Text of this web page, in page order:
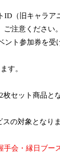
ID （旧キャラア
ご注意ください。
ント参加券を受
す。
2枚セット商品と
の対象となりま
手会 ・縁日ブー